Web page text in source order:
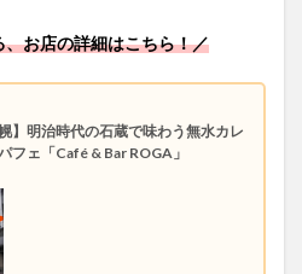
お店の詳細はこちら！／
幌】明治時代の石蔵で味わう無水カレ
フェ「Café & Bar ROGA」